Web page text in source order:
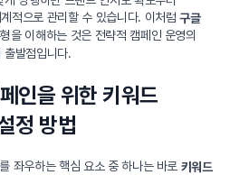
적으로 관리할 수 있습니다. 이처럼구글
을 이해하는 것은 전략적 캠페인 운영의
출발점입니다.
인을 위한 키워드
정 방법
좌우하는 핵심 요소 중 하나는 바로 키워드